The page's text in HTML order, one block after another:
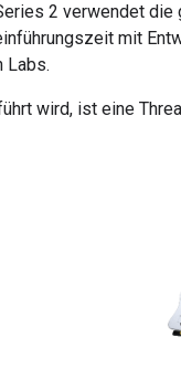
2 verwendet
mit
Labs.
wird, ist eine